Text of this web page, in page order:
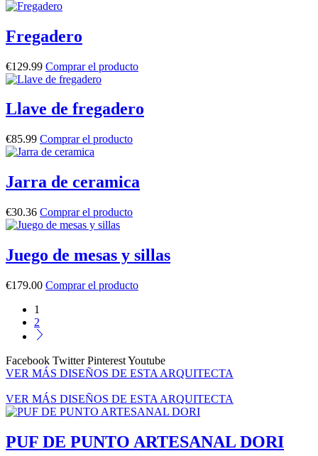
Fregadero
€129.99 Comprar el producto
Llave de fregadero
€85.99 Comprar el producto
Jarra de ceramica
€30.36 Comprar el producto
Juego de mesas y sillas
€179.00 Comprar el producto
1
2
Facebook Twitter PinterestYoutube
VER MÁS DISEÑOS DE ESTA ARQUITECTA
VER MÁS DISEÑOS DE ESTA ARQUITECTA
PUF DE PUNTO ARTESANAL DORI